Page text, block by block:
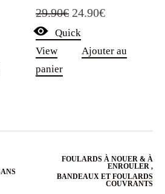
29.90€ Le
prix
initial
24.90€Le
actuel
Quick
View
Ajouter au
panier
FOULARDS À NOUER & À
ENROULER ,
BANDEAUX ET FOULARDS
COUVRANTS